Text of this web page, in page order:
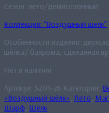
Сезон: лето/демисезонный
Коллекция: “Воздушный шелк”
Особенности изделия:
шёлка/ бахрома, сделанная
Нет в наличии
Артикул: SZ01-26 Категорий:
«Воздушный шёлк» Лето
Шарф Шёлк